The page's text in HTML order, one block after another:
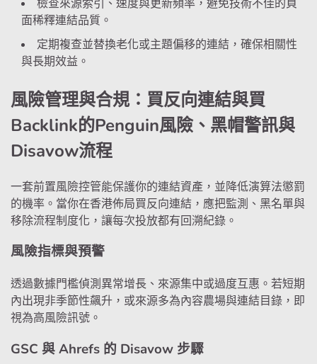
面稀釋連結品質。
定期複查並替換老化或主題偏移的連結，確保相關性
與長期效益。
風險管理與合規：買反向連結與買
Backlink的Penguin風險、黑帽警訊與
Disavow流程
一套前置風險控管能保護你的連結資產，並降低演算法懲罰
的機率。當你在香港佈局買反向連結，應把監測、黑名單與
移除流程制度化，讓每次投放都有回溯紀錄。
風險指標與預警
透過數據門檻偵測異常增長、來源集中或過度互惠。若短期
內出現非季節性飆升，或來源多為內容農場與連結目錄，即
視為高風險訊號。
GSC 與 Ahrefs 的 Disavow 步驟